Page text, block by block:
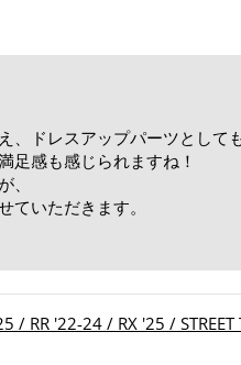
、ドレスアップパーツとして
足感も感じられますね！
いただきます。
/ RR '22-24 / RX '25 /